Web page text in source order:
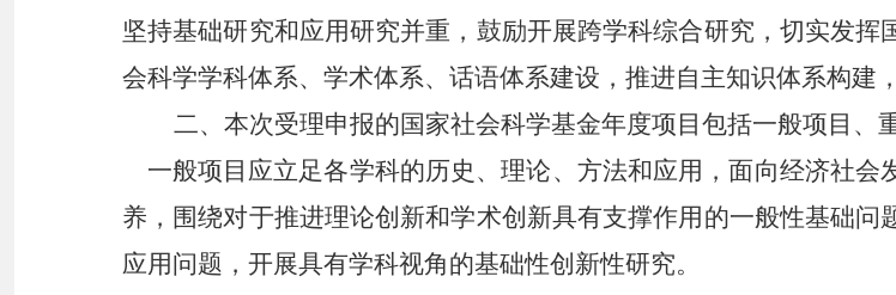
坚持基础研究和应用研究并重，鼓励开展跨学科综合研究，切实发
会科学学科体系、学术体系、话语体系建设，推进自主知识体系构建
二、 本次受理申报的国家社会科学基金年度项目包括一般项目、
一般项目应立足各学科的历史、理论、方法和应用，面向经济社会
养，围绕对于推进理论创新和学术创新具有支撑作用的一般性基础
应用问题，开展具有学科视角的基础性创新性研究。